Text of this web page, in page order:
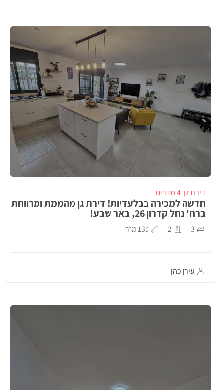
דירת גן 4 חדרים
חדשה למכירה בבלעדיות! דירת גן מהממת ומרווחת
ברח' נחל קדרון 26, באר שבע!
3
2 130 מ״ר
עירן כהן